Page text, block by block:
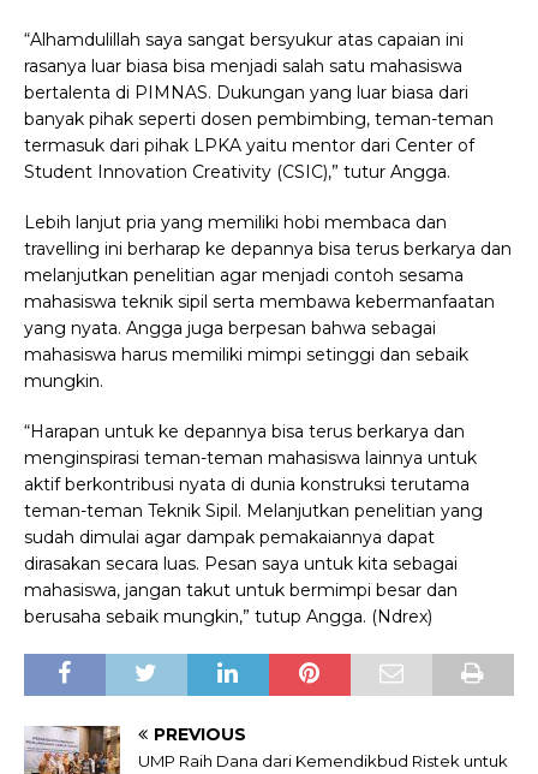
“Alhamdulillah saya sangat bersyukur atas capaian ini
rasanya luar biasa bisa menjadi salah satu mahasiswa
bertalenta di PIMNAS. Dukungan yang luar biasa dari
banyak pihak seperti dosen pembimbing, teman-teman
termasuk dari pihak LPKA yaitu mentor dari Center of
Student Innovation Creativity (CSIC),” tutur Angga.
Lebih lanjut pria yang memiliki hobi membaca dan
travelling ini berharap ke depannya bisa terus berkarya dan
melanjutkan penelitian agar menjadi contoh sesama
mahasiswa teknik sipil serta membawa kebermanfaatan
yang nyata. Angga juga berpesan bahwa sebagai
mahasiswa harus memiliki mimpi setinggi dan sebaik
mungkin.
“Harapan untuk ke depannya bisa terus berkarya dan
menginspirasi teman-teman mahasiswa lainnya untuk
aktif berkontribusi nyata di dunia konstruksi terutama
teman-teman Teknik Sipil. Melanjutkan penelitian yang
sudah dimulai agar dampak pemakaiannya dapat
dirasakan secara luas. Pesan saya untuk kita sebagai
mahasiswa, jangan takut untuk bermimpi besar dan
berusaha sebaik mungkin,” tutup Angga. (Ndrex)
PREVIOUS
UMP Raih Dana dari Kemendikbud Ristek untuk